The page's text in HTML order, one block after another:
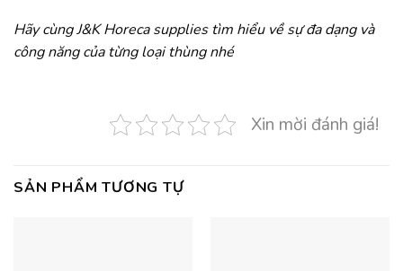
Hãy cùng J&K Horeca supplies tìm hiểu về sự đa dạng và
công năng của từng loại thùng nhé
Xin mời đánh giá!
SẢN PHẨM TƯƠNG TỰ